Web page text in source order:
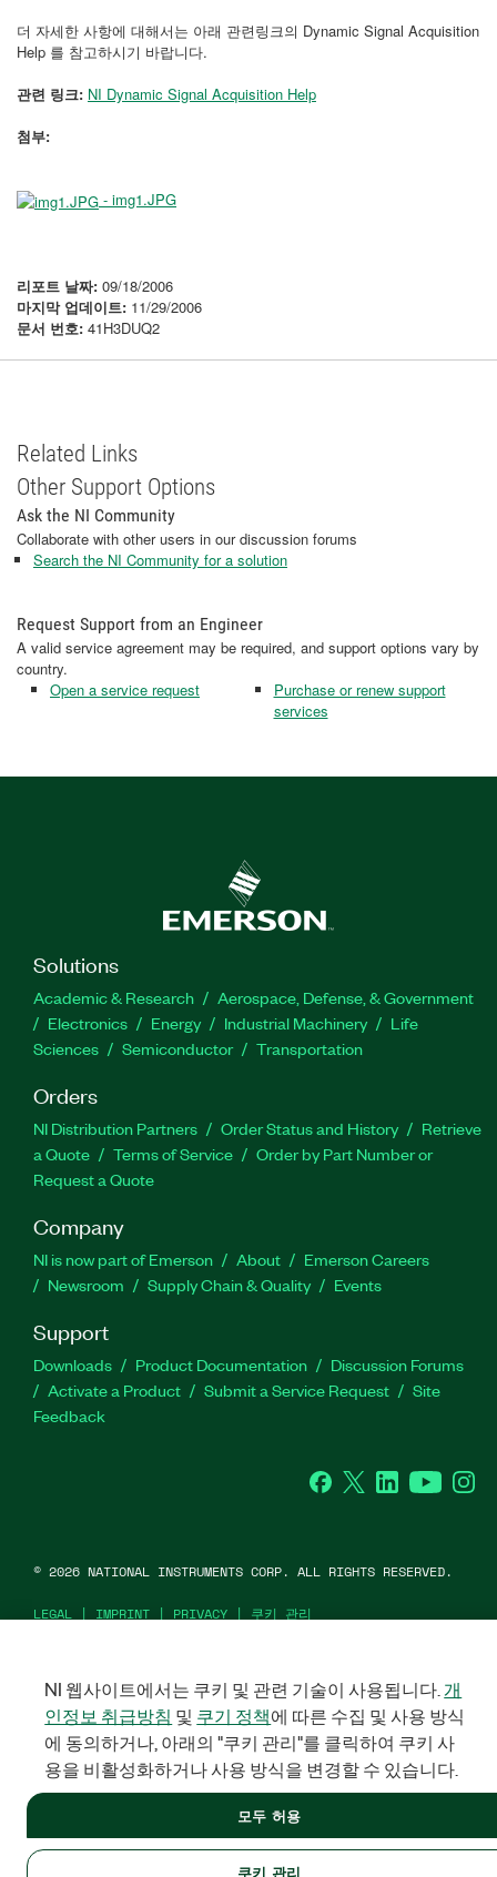
더 자세한 사항에 대해서는 아래 관련링크의 Dynamic Signal Acquisition
Help 를 참고하시기 바랍니다.
관련 링크: NI Dynamic Signal Acquisition Help
첨부:
- img1.JPG
리포트 날짜: 09/18/2006
마지막 업데이트: 11/29/2006
문서 번호: 41H3DUQ2
Related Links
Other Support Options
Ask the NI Community
Collaborate with other users in our discussion forums
Search the NI Community for a solution
Request Support from an Engineer
A valid service agreement may be required, and support options vary by
country.
Open a service request
Purchase or renew support
services
Solutions
Academic & Research
Aerospace, Defense, & Government
Electronics
Energy Industrial Machinery
Life
Sciences
Semiconductor Transportation
Orders
NI Distribution Partners Order Status and History
Retrieve
a Quote
Terms of Service
Order by Part Number or
Request a Quote
Company
NI is now part of Emerson About
Emerson Careers
Newsroom
Supply Chain & Quality Events
Support
Downloads Product Documentation
Discussion Forums
Activate a Product
Submit a Service Request
Site
Feedback
Facebook
Twitter LinkedInYouTube
LEGAL | IMPRINT | PRIVACY | 쿠키 관리
© 2026 NATIONAL INSTRUMENTS CORP. ALL RIGHTS RESERVED.
NI 웹사이트에서는 쿠키 및 관련 기술이 사용됩니다.개
인정보 취급방침 및 쿠기 정책에 따른 수집 및 사용 방식
에 동의하거나, 아래의 "쿠키 관리"를 클릭하여 쿠키 사
용을 비활성화하거나 사용 방식을 변경할 수 있습니다.
쿠키 관리
모두 허용